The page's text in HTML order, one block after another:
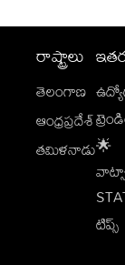
రాష్ట్రాలు
తెలంగాణ
ఆంధ్రప్రదేశ్
తమిళనాడు🌟
టిప్స్